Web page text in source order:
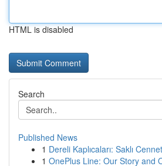
HTML is disabled
Search
Published News
1 Dereli Kaplıcaları: Saklı
1 OnePlus Line: Our Story and